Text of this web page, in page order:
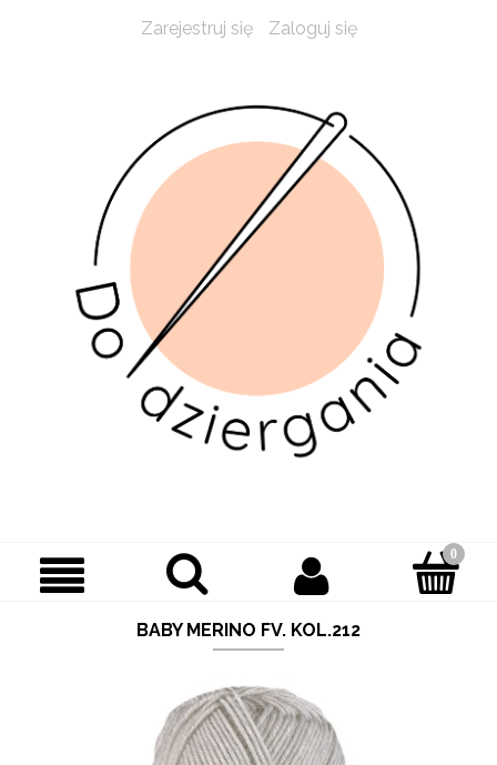
Zarejestruj się Zaloguj się
BABY MERINO FV. KOL.212